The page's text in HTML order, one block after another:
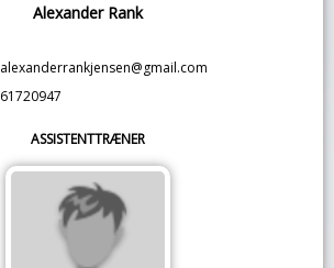
Alexander Rank
alexanderrankjensen@gmail.com
61720947
ASSISTENTTRÆNER